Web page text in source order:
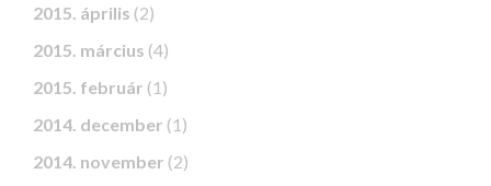
2015. április (2)
2015. március (4)
2015. február (1)
2014. december (1)
2014. november (2)